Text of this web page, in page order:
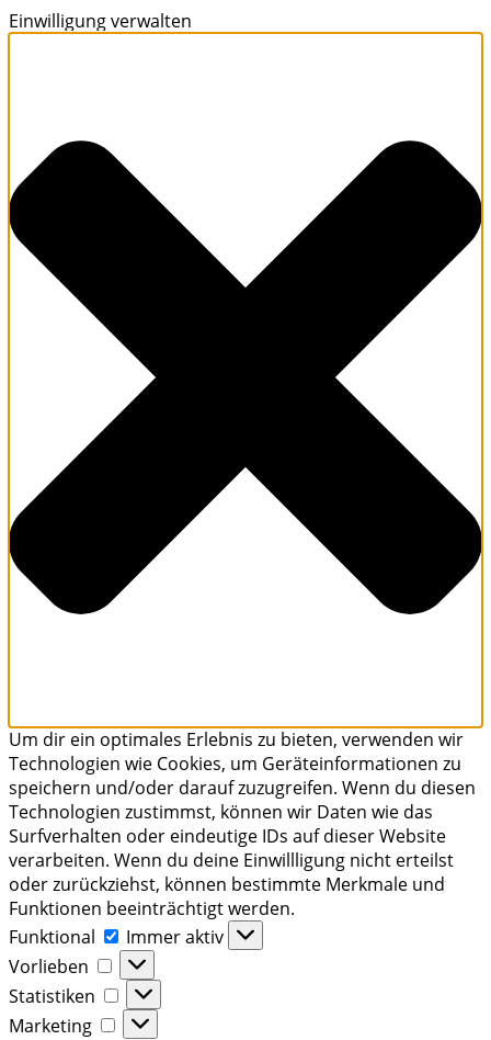
Einwilligung verwalten
Um dir ein optimales Erlebnis zu bieten, verwenden wir
Technologien wie Cookies, um Geräteinformationen zu
speichern und/oder darauf zuzugreifen. Wenn du diesen
Technologien zustimmst, können wir Daten wie das
Surfverhalten oder eindeutige IDs auf dieser Website
verarbeiten. Wenn du deine Einwillligung nicht erteilst
oder zurückziehst, können bestimmte Merkmale und
Funktionen beeinträchtigt werden.
Funktional
Funktional
Immer aktiv
Vorlieben
Vorlieben
Statistiken
Statistiken
Marketing
Marketing